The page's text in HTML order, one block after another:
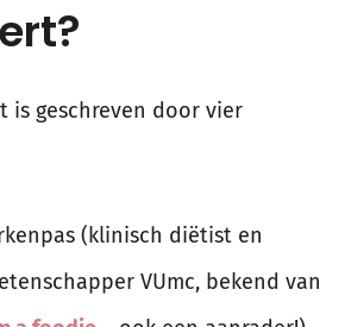
is geschreven door vier
(klinisch diëtist en
VUmc, bekend van